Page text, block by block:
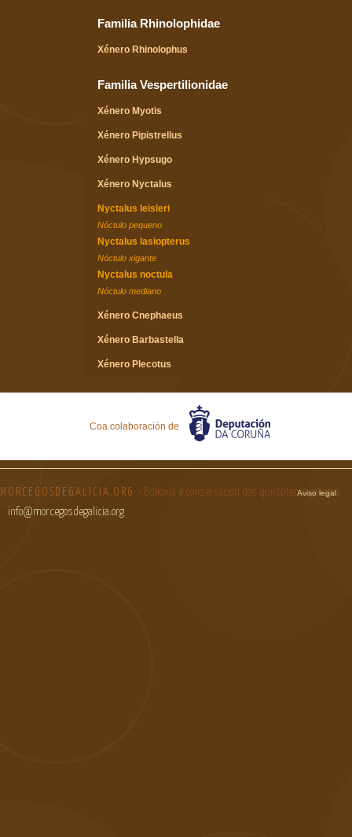
Familia Rhinolophidae
Xénero Rhinolophus
Familia Vespertilionidae
Xénero Myotis
Xénero Pipistrellus
Xénero Hypsugo
Xénero Nyctalus
Nyctalus leisleri
Nóctulo pequeno
Nyctalus lasiopterus
Nóctulo xigante
Nyctalus noctula
Nóctulo mediano
Xénero Cnephaeus
Xénero Barbastella
Xénero Plecotus
Familia Molossidae
Coa colaboración de
MORCEGOSDEGALICIA.ORG • Ecoloxía e conservación dos quirópteros galegos
info@morcegosdegalicia.org
Aviso legal